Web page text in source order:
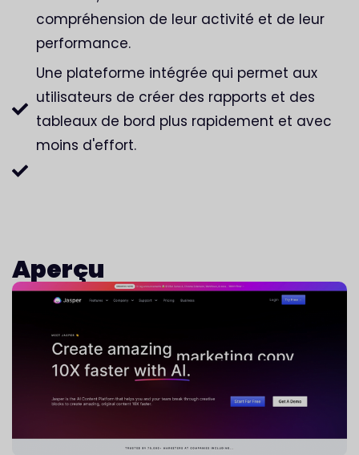
compréhension de leur activité et de leur
performance.
Une plateforme intégrée qui permet aux
utilisateurs de créer des rapports et des
tableaux de bord plus rapidement et avec
moins d'effort.
Aperçu